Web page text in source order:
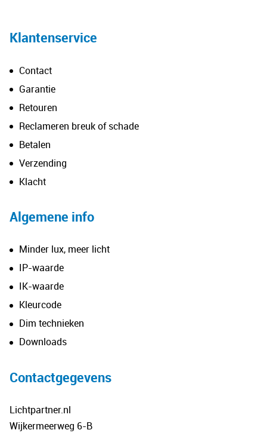
Klantenservice
Contact
Garantie
Retouren
Reclameren breuk of schade
Betalen
Verzending
Klacht
Algemene info
Minder lux, meer licht
IP-waarde
IK-waarde
Kleurcode
Dim technieken
Downloads
Contactgegevens
Lichtpartner.nl
Wijkermeerweg 6-B